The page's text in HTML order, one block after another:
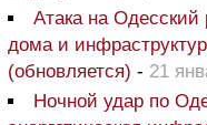
Атака на
дома и
(обновляется) - 21
Ночной удар по